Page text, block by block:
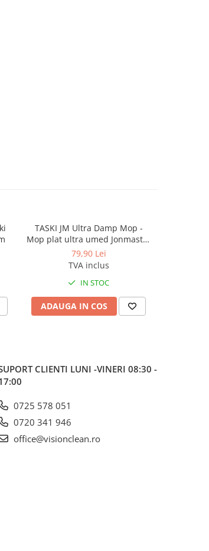
TASKI JM Ultra Damp Mop -
Mop plat ultra umed Jonmaster
40 cm Rosu
79,90 Lei
TVA inclus
IN STOC
ADAUGA IN COS
CLIENTI LUNI -VINERI 08:30 -
0725 578 051
0720 341 946
office@visionclean.ro